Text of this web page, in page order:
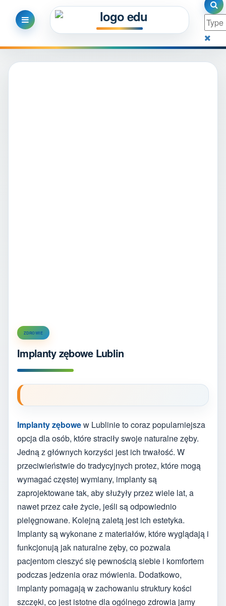
ZDROWIE
Implanty zębowe Lublin
Implanty zębowew Lublinie to coraz popularniejsza
opcja dla osób, które straciły swoje naturalne zęby.
Jedną z głównych korzyści jest ich trwałość. W
przeciwieństwie do tradycyjnych protez, które mogą
wymagać częstej wymiany, implanty są
zaprojektowane tak, aby służyły przez wiele lat, a
nawet przez całe życie, jeśli są odpowiednio
pielęgnowane. Kolejną zaletą jest ich estetyka.
Implanty są wykonane z materiałów, które wyglądają i
funkcjonują jak naturalne zęby, co pozwala
pacjentom cieszyć się pewnością siebie i komfortem
podczas jedzenia oraz mówienia. Dodatkowo,
implanty pomagają w zachowaniu struktury kości
szczęki, co jest istotne dla ogólnego zdrowia jamy